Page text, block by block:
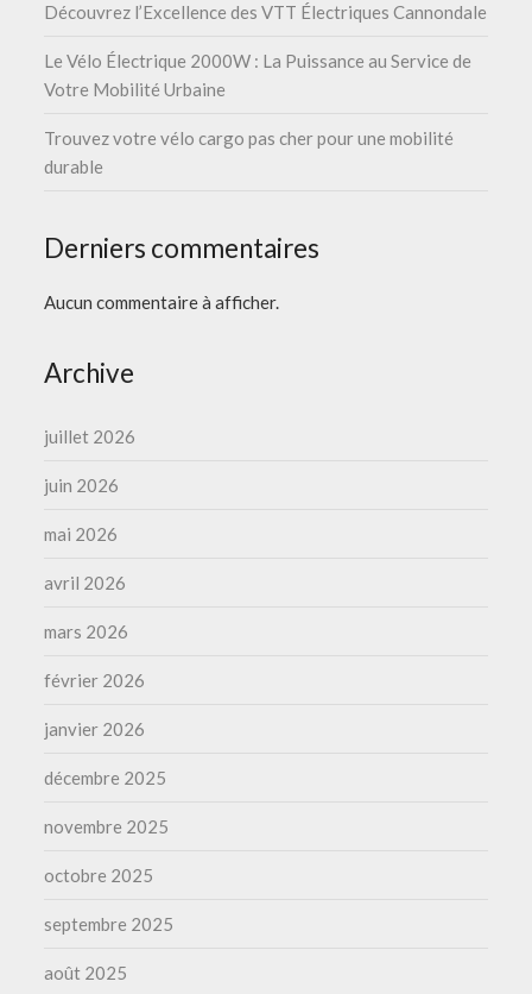
Découvrez l’Excellence des VTT Électriques Cannondale
Le Vélo Électrique 2000W : La Puissance au Service de
Votre Mobilité Urbaine
Trouvez votre vélo cargo pas cher pour une mobilité
durable
Derniers commentaires
Aucun commentaire à afficher.
Archive
juillet 2026
juin 2026
mai 2026
avril 2026
mars 2026
février 2026
janvier 2026
décembre 2025
novembre 2025
octobre 2025
septembre 2025
août 2025